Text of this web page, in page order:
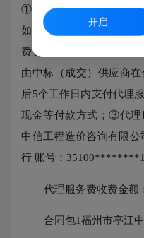
①以差额定率累进法计算
如下：采购项目中标（成
费费率标准1.5%；②代
由中标（成交）供应商
后5个工作日内支付代理
现金等付款方式；③代理
中信工程造价咨询有限
行 账号：
代理服务费收费金额
合同包1福州市亭江
开启